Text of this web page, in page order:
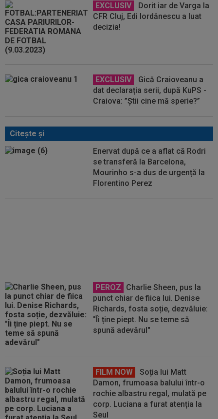
EXCLUSIV
Dorit iar de Varga la
CFR Cluj, Edi Iordănescu a luat
decizia!
EXCLUSIV
Gică Craioveanu a
dat declarația serii, după KuPS -
Craiova: ”Știi cine mă sperie?”
Citeşte şi
Enervat după ce a aflat că Rodri
se transferă la Barcelona,
Mourinho s-a dus de urgență la
Florentino Perez
PEROZ
Charlie Sheen, pus la
punct chiar de fiica lui. Denise
Richards, fosta soție, dezvăluie:
"Îi ține piept. Nu se teme să
spună adevărul"
FILM NOW
Soția lui Matt
Damon, frumoasa balului într-o
rochie albastru regal, mulată pe
corp. Luciana a furat atenția la
Seul